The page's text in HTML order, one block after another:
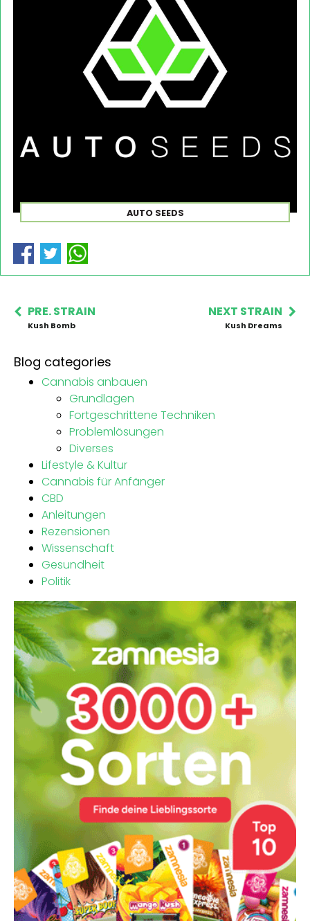
AUTO SEEDS
PRE. STRAIN
Kush Bomb
NEXT STRAIN
Kush Dreams
Blog categories
Cannabis anbauen
Grundlagen
Fortgeschrittene Techniken
Problemlösungen
Diverses
Lifestyle & Kultur
Cannabis für Anfänger
CBD
Anleitungen
Rezensionen
Wissenschaft
Gesundheit
Politik